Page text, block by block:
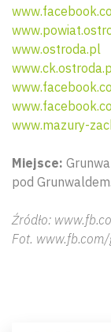
www.ostroda.pl
www.mazury-
Miejsce:
pod Grunwaldem.
Źródło:
Fot.